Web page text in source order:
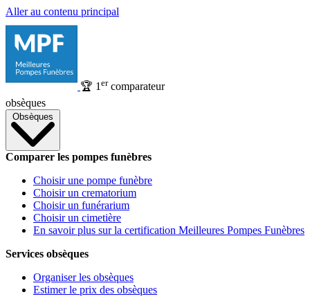
Aller au contenu principal
🏆 1 ercomparateur
obsèques
Obsèques
Comparer les pompes funèbres
Choisir une pompe funèbre
Choisir un crematorium
Choisir un funérarium
Choisir un cimetière
En savoir plus sur la certification Meilleures Pompes Funèbres
Services obsèques
Organiser les obsèques
Estimer le prix des obsèques